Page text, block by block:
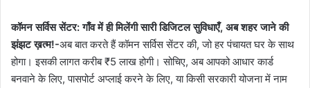
कॉमन सर्विस सेंटर: गाँव में ही मिलेंगी सारी डिजिटल सुविधाएँ, अब शहर जाने की
झंझट ख़त्म!-अब बात करते हैं कॉमन सर्विस सेंटर की, जो हर पंचायत घर के साथ
होगा। इसकी लागत करीब ₹5 लाख होगी। सोचिए, अब आपको आधार कार्ड
बनवाने के लिए, पासपोर्ट अप्लाई करने के लिए, या किसी सरकारी योजना में नाम